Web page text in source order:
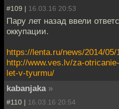
#109 | 16.03.16 20:53
Пару лет назад ввели
оккупации.
https://lenta.ru/news/2014/
http://www.ves.lv/za-
let-v-tyurmu/
kabanjaka »
#110 | 16.03.16 20:54